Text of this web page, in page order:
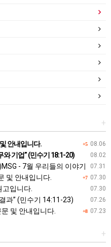
+
+5 08.06
안내입니다.
08.02
기업” (민수기 18:1-20)
07.31
- 7월 우리들의 이야기
+7 07.30
및 안내입니다.
07.30
입니다.
07.26
과” (민수기 14:11-23)
+8 07.23
및 안내입니다.
+